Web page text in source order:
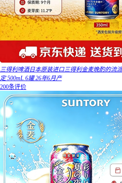
三得利啤酒日本原装进口三得利金麦晚酌的流
定 500mL 6罐 26年6月产
200条评价